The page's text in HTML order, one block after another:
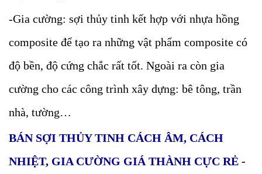
-Gia cường: sợi thủy tinh kết hợp với nhựa hồng
composite để tạo ra những vật phẩm composite có
độ bền, độ cứng chắc rất tốt. Ngoài ra còn gia
cường cho các công trình xây dựng: bê tông, trần
nhà, tường…
BÁN SỢI THỦY TINH CÁCH ÂM, CÁCH
NHIỆT, GIA CƯỜNG GIÁ THÀNH CỰC RẺ -